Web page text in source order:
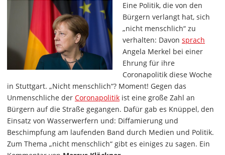
Eine Politik, die von den
Bürgern verlangt hat, sich
„nicht menschlich“ zu
verhalten: Davon sprach
Angela Merkel bei einer
Ehrung für ihre
Coronapolitik diese Woche
in Stuttgart. „Nicht menschlich“? Moment! Gegen das
Unmenschliche der Coronapolitik ist eine große Zahl an
Bürgern auf die Straße gegangen. Dafür gab es Knüppel, den
Einsatz von Wasserwerfern und: Diffamierung und
Beschimpfung am laufenden Band durch Medien und Politik.
Zum Thema „nicht menschlich“ gibt es einiges zu sagen. Ein